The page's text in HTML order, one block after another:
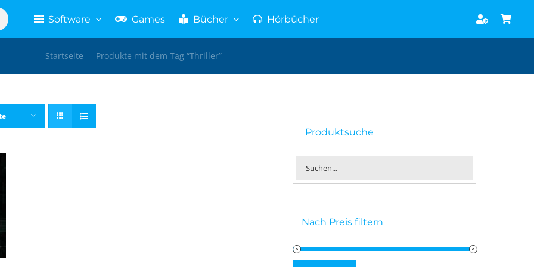
Software Games Bücher Hörbücher
Startseite - Produkte mit dem Tag “Thriller”
Produktsuche
Nach Preis filtern